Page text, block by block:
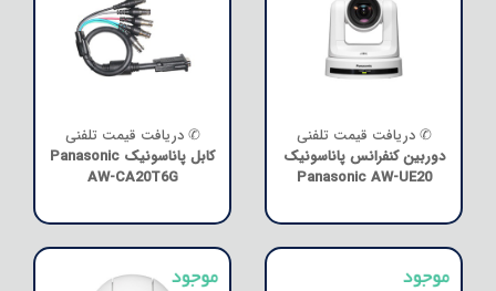
✆ دریافت قیمت تلفنی
دوربین کنفرانس پاناسونیک
Panasonic AW-UE20
✆ دریافت قیمت تلفنی
کابل پاناسونیک Panasonic
AW-CA20T6G